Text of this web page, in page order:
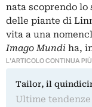
nata scoprendo
delle piante di
vita a una
Imago Mundi ha,
L'ARTICOLO CONTINUA
Tailor, il
Ultime